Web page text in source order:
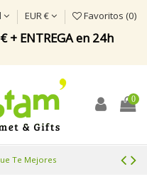
+ ENTREGA en 24h
EUR € Favoritos (0)
0
Te Mejores